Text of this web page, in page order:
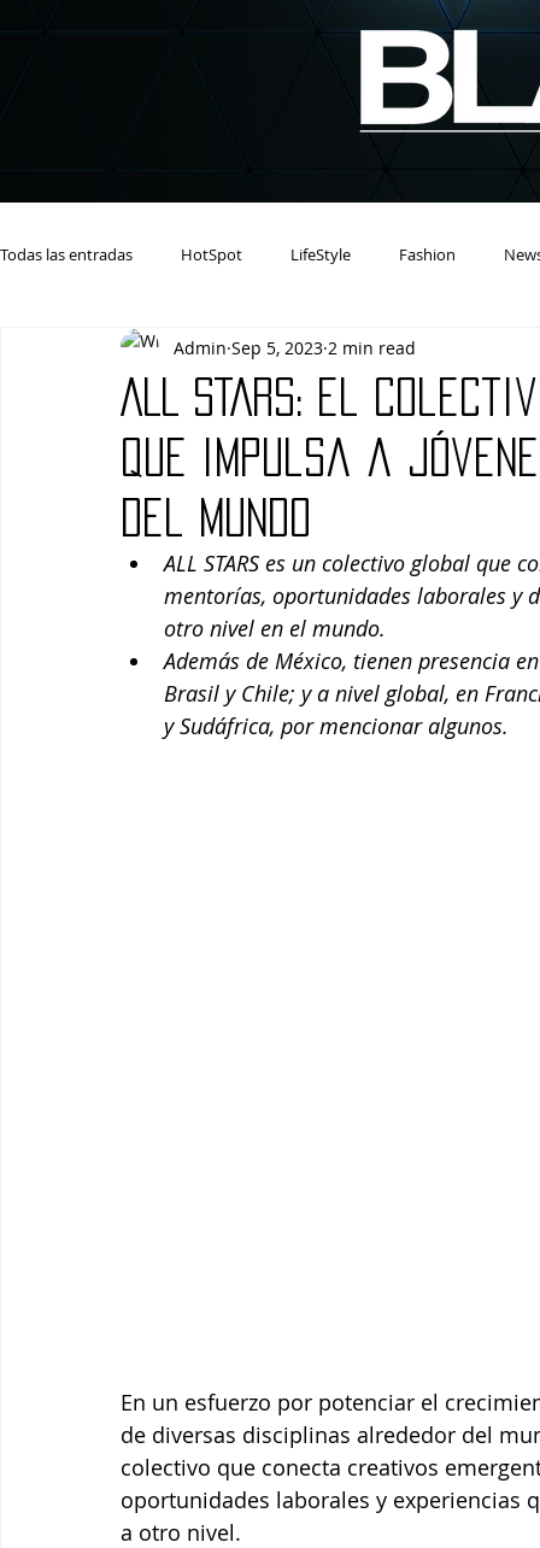
Todas las entradas HotSpot LifeStyle Fashion
ALL STARS: el
que impulsa a
del mundo
Admin Sep 5, 2023 2 min read
ALL STARS es un colectivo global que
mentorías, oportunidades laborales y
otro nivel en el mundo.
Además de México, tienen presencia
Brasil y Chile; y a nivel global, en
y Sudáfrica, por mencionar algunos.
En un esfuerzo por potenciar el
de diversas disciplinas alrededor del
colectivo que conecta creativos
oportunidades laborales y experiencias
a otro nivel.